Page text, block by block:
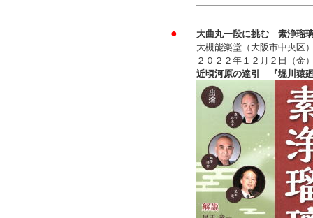
●
大曲丸一段に挑む 素浄瑠
大槻能楽堂（大阪市中央区
２０２２年１２月２日（金
近頃河原の達引 『堀川猿